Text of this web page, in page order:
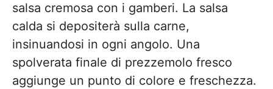
salsa cremosa con i gamberi. La salsa
calda si depositerà sulla carne,
insinuandosi in ogni angolo. Una
spolverata finale di prezzemolo fresco
aggiunge un punto di colore e freschezza.